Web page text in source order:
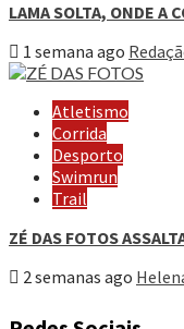
LAMA SOLTA, ONDE A
1 semana ago
Atletismo
Corrida
Desporto
Swimrun
Trail
ZÉ DAS FOTOS
2 semanas ago